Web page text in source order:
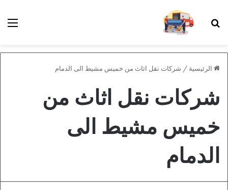
بحث عن
الرئيسية / شركات نقل اثاث من خميس مشيط الى الدمام
شركات نقل اثاث من
خميس مشيط الى
الدمام